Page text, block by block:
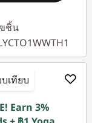
ชิ้น
บเทียบ
Earn 3%